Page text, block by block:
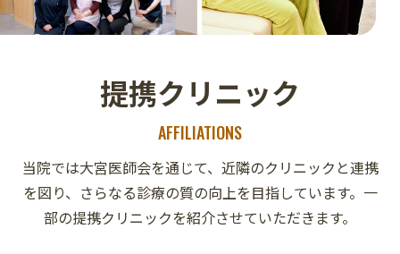
提携クリニック
AFFILIATIONS
当院では大宮医師会を通じて、近隣のクリニックと連携
を図り、さらなる診療の質の向上を目指しています。 一
部の提携クリニックを紹介させていただきます。